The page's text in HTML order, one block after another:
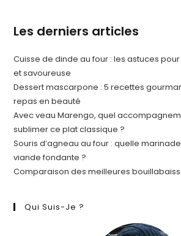
Les derniers articles
Cuisse de dinde au four : les astuces
et savoureuse
Dessert mascarpone : 5 recettes
repas en beauté
Avec veau Marengo, quel
sublimer ce plat classique ?
Souris d’agneau au four : quelle
viande fondante ?
Comparaison des meilleures
Qui Suis-Je ?